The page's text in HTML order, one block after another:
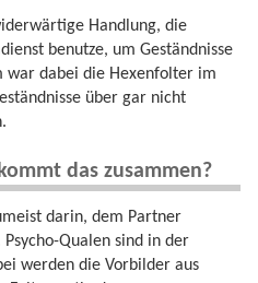
Handlung, die
benutze, um Geständnisse
war dabei die Hexenfolter im
über gar nicht
das zusammen?
darin, dem Partner
Qualen sind in der
werden die Vorbilder aus